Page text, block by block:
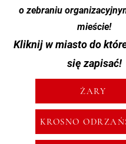
o zebraniu
mieście!
Kliknij w miasto do
się zapisać!
ŻARY
KROSNO